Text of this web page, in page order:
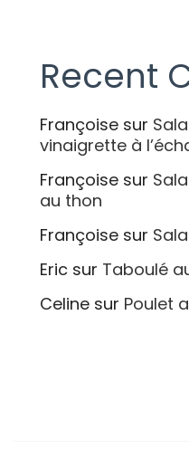
Recent
Françoise sur
vinaigrette à
Françoise sur
au thon
Françoise sur
Eric sur Taboulé
Celine sur Poulet